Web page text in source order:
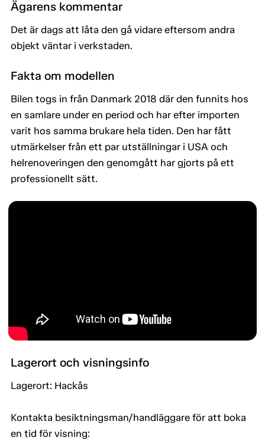
Ägarens kommentar
Det är dags att låta den gå vidare eftersom andra
objekt väntar i verkstaden.
Fakta om modellen
Bilen togs in från Danmark 2018 där den funnits hos
en samlare under en period och har efter importen
varit hos samma brukare hela tiden. Den har fått
utmärkelser från ett par utställningar i USA och
helrenoveringen den genomgått har gjorts på ett
professionellt sätt.
Lagerort och visningsinfo
Lagerort: Hackås
Kontakta besiktningsman/handläggare för att boka
en tid för visning: